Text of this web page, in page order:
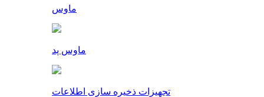
ماوس
ماوس پد
تجهیزات ذخیره سازی اطلاعات